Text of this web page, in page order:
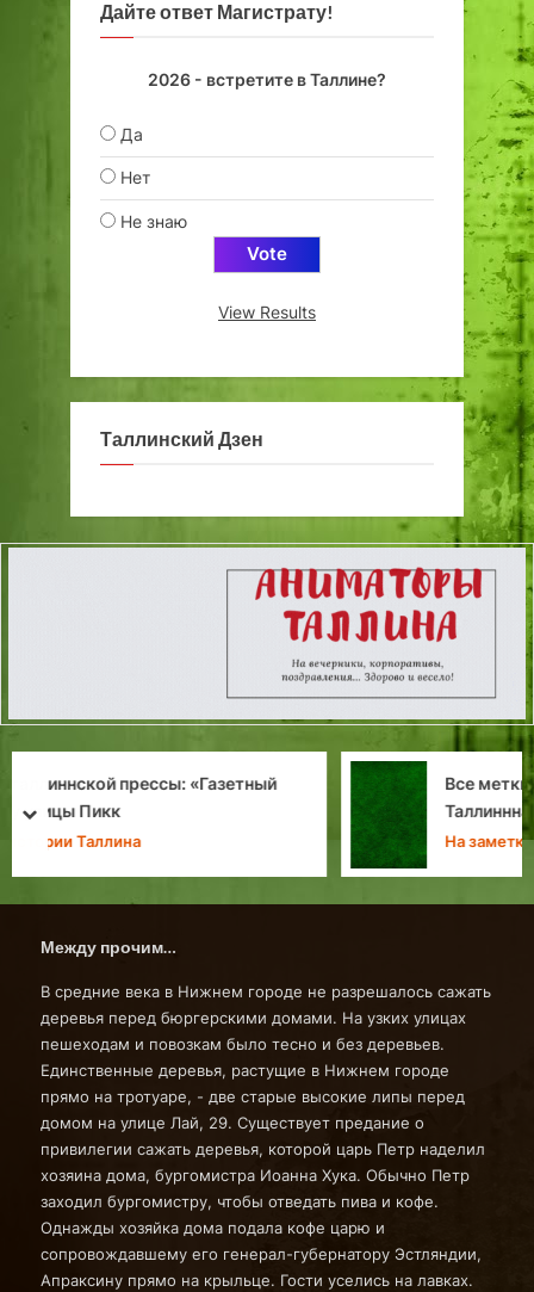
Дайте ответ Магистрату!
2026 - встретите в Таллине?
Да
Нет
Не знаю
View Results
Таллинский Дзен
Все метки «Переулков Городских Легенд»
prev
next
Между прочим…
В средние века в Нижнем городе не разрешалось сажать
деревья перед бюргерскими домами. На узких улицах
пешеходам и повозкам было тесно и без деревьев.
Единственные деревья, растущие в Нижнем городе
прямо на тротуаре, - две старые высокие липы перед
домом на улице Лай, 29. Существует предание о
привилегии сажать деревья, которой царь Петр наделил
хозяина дома, бургомистра Иоанна Хука. Обычно Петр
заходил бургомистру, чтобы отведать пива и кофе.
Однажды хозяйка дома подала кофе царю и
сопровождавшему его генерал-губернатору Эстляндии,
Апраксину прямо на крыльце. Гости уселись на лавках.